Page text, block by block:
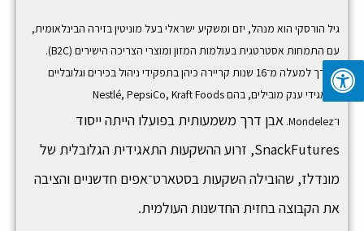
גיל הורסקי הוא מנהל, יזם ומשקיע ישראלי בעל מוניטין בזירה הבינלאומית,
עם התמחות אסטרטגית בעולמות המזון ומוצרי הצריכה הישירים (B2C).
לאורך למעלה מ־16 שנות קריירה כיהן בתפקידי ניהול בכירים וגלובליים
בתאגידי ענק מובילים, בהם
Nestlé, PepsiCo, Kraft Foods
ו־Mondelez
. אבן דרך משמעותית בפועלו הייתה ייסוד
SnackFutures, זרוע ההשקעות התאגידית הגלובלית של
מונדלז, שהובילה השקעות בסטארט־אפים חדשניים והציבה
את הקבוצה בחזית החדשנות העולמית.